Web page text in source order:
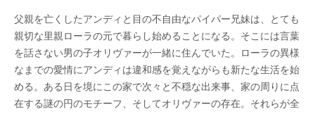
父親を亡くしたアンディと目の不自由なパイパー兄妹は、とても
親切な里親ローラの元で暮らし始めることになる。そこには言葉
を話さない男の子オリヴァーが一緒に住んでいた。ローラの異様
なまでの愛情にアンディは違和感を覚えながらも新たな生活を始
める。ある日を境にこの家で次々と不穏な出来事、家の周りに点
在する謎の円のモチーフ、そしてオリヴァーの存在。それらが全